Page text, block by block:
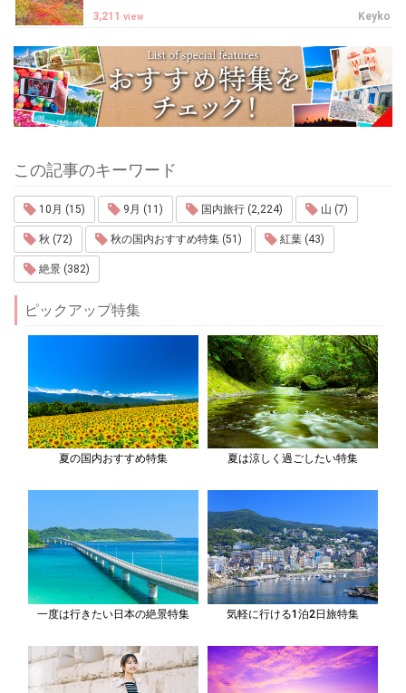
Keyko
3,211 view
この記事のキーワード
10月 (15) 9月 (11) 国内旅行 (2,224) 山 (7)
秋 (72) 秋の国内おすすめ特集 (51) 紅葉 (43)
絶景 (382)
ピックアップ特集
夏の国内おすすめ特集 夏は涼しく過ごしたい特集
一度は行きたい日本の絶景特集 気軽に行ける1泊2日旅特集